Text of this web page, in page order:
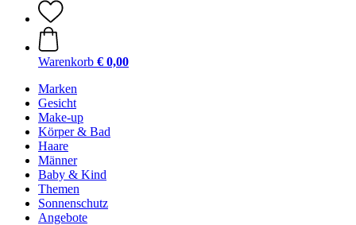
Warenkorb € 0,00
Marken
Gesicht
Make-up
Körper & Bad
Haare
Männer
Baby & Kind
Themen
Sonnenschutz
Angebote